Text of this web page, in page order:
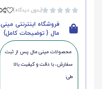




(بدون دیدگاه)
فروشگاه اینترنتی مینی
مال { توضیحات کامل}
محصولات مینی‌ مال پس از ثبت
سفارش، با دقت و کیفیت بالا
طی: